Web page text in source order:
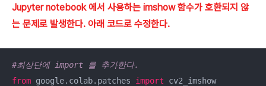
Jupyter notebook 에서 사용하는 imshow 함수가 호환되지 않
는 문제로 발생한다. 아래 코드로 수정한다.
#최상단에 import 를 추가한다.
from google.colab.patches import cv2_imshow